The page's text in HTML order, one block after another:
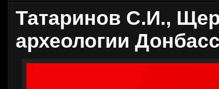
Татаринов С.И.,
археологии